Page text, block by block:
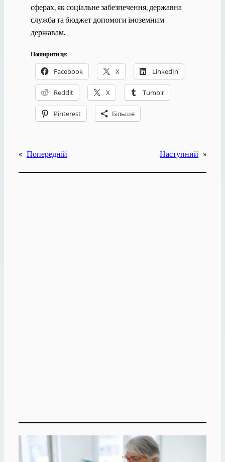
сферах, як соціальне забезпечення, державна
служба та бюджет допомоги іноземним
державам.
Поширити це:
Facebook X LinkedIn
Reddit X Tumblr
Pinterest Більше
« Попередній Наступний »